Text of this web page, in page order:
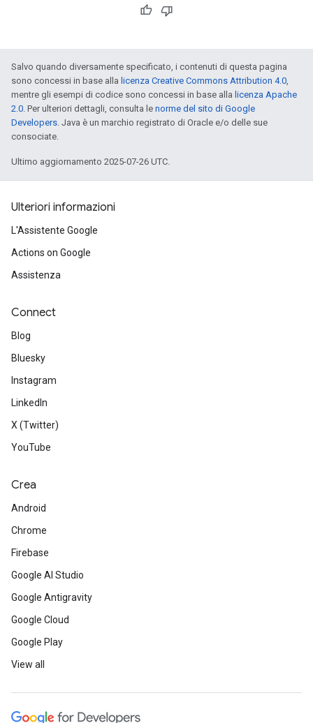
Salvo quando diversamente specificato, i contenuti di questa pagina
sono concessi in base alla licenza Creative Commons Attribution 4.0,
mentre gli esempi di codice sono concessi in base alla licenza Apache
2.0. Per ulteriori dettagli, consulta le norme del sito di Google
Developers. Java è un marchio registrato di Oracle e/o delle sue
consociate.
Ultimo aggiornamento 2025-07-26 UTC.
Ulteriori informazioni
L'Assistente Google
Actions on Google
Assistenza
Connect
Blog
Bluesky
Instagram
LinkedIn
X (Twitter)
YouTube
Crea
Android
Chrome
Firebase
Google AI Studio
Google Antigravity
Google Cloud
Google Play
View all